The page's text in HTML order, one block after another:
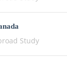
Study